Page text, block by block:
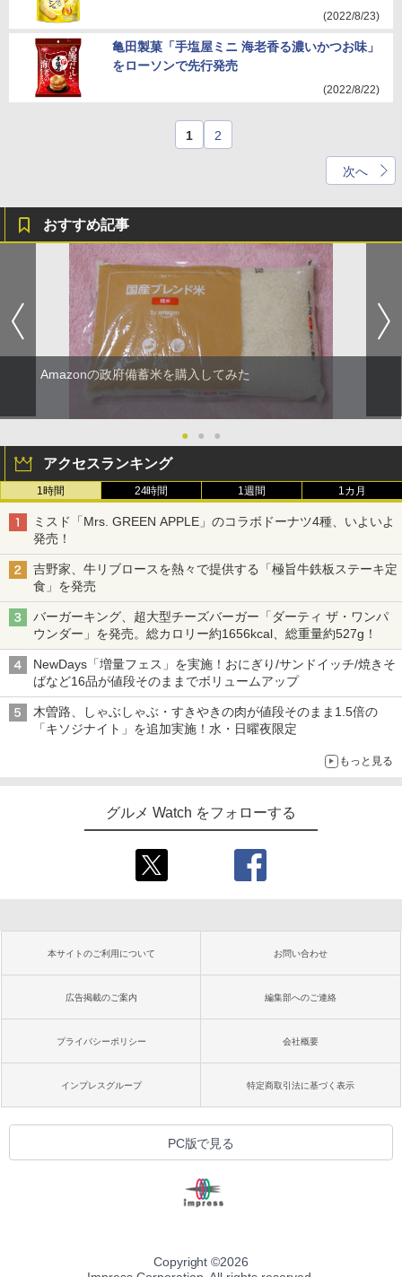
(2022/8/23)
亀田製菓「手塩屋ミニ 海老香る濃いかつお味」
をローソンで先行発売
(2022/8/22)
1 2
次へ
おすすめ記事
Amazonの政府備蓄米を購入してみた
● ● ●
アクセスランキング
1時間 24時間 1週間 1カ月
ミスド「Mrs. GREEN APPLE」のコラボドーナツ4種、いよいよ
発売！
吉野家、牛リブロースを熱々で提供する「極旨牛鉄板ステーキ定
食」を発売
バーガーキング、超大型チーズバーガー「ダーティ ザ・ワンパ
ウンダー」を発売。総カロリー約1656kcal、総重量約527g！
NewDays「増量フェス」を実施！おにぎり/サンドイッチ/焼きそ
ばなど16品が値段そのままでボリュームアップ
木曽路、しゃぶしゃぶ・すきやきの肉が値段そのまま1.5倍の
「キソジナイト」を追加実施！水・日曜夜限定
もっと見る
グルメ Watch をフォローする
本サイトのご利用について お問い合わせ
広告掲載のご案内 編集部へのご連絡
プライバシーポリシー 会社概要
インプレスグループ 特定商取引法に基づく表示
PC版で見る
Copyright ©2026